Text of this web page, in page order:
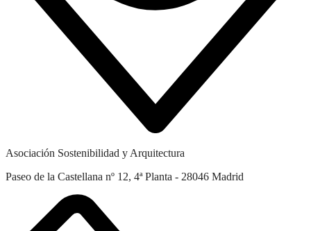
Asociación Sostenibilidad y Arquitectura
Paseo de la Castellana nº 12, 4ª Planta - 28046 Madrid